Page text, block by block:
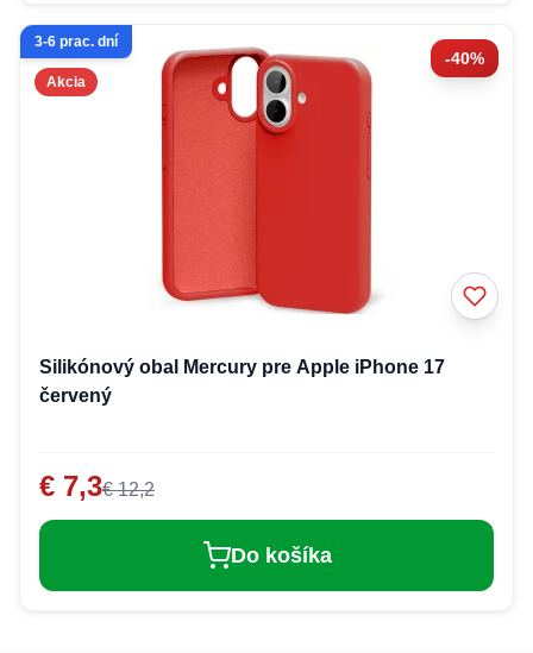
Akcia
-40%
3-6 prac. dní
Silikónový obal Mercury pre Apple iPhone 17
červený
€ 7,3€ 12,2
Do košíka